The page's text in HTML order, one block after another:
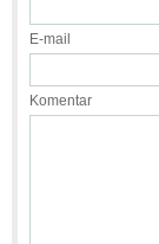
E-mail
Komentar